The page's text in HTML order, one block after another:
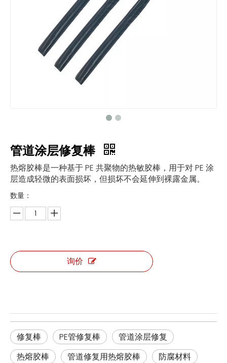
管道涂层修复棒
热熔胶棒是一种基于 PE 共聚物的热敏胶棒，用于对 PE 涂
层造成轻微的表面损坏，但损坏不会延伸到裸露金属。
数量：
询价
修复棒 PE管修复棒
管道涂层修复
热熔胶棒
管道修复用热熔胶棒
防腐材料